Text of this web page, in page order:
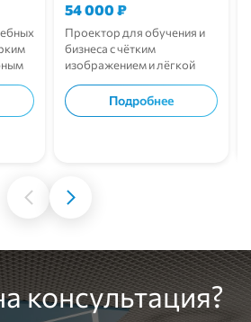
54 000₽
Проектор для обучения и
бизнеса с чётким
изображением и лёгкой
Подробнее
консультация?